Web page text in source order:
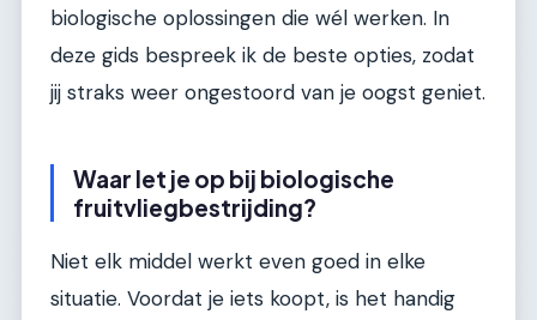
biologische oplossingen die wél werken. In
deze gids bespreek ik de beste opties, zodat
jij straks weer ongestoord van je oogst geniet.
Waar let je op bij biologische
fruitvliegbestrijding?
Niet elk middel werkt even goed in elke
situatie. Voordat je iets koopt, is het handig